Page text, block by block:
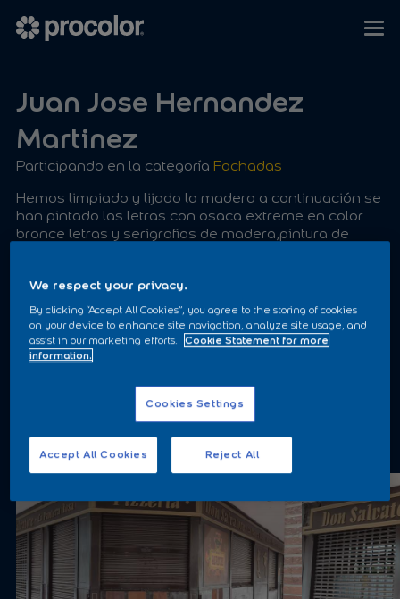
Juan Jose Hernandez
Martinez
Participando en la categoría Fachadas
Hemos limpiado y lijado la madera a continuación se
han pintado las letras con osaca extreme en color
bronce letras y serigrafías de madera,pintura de
procolor kilate marrón procediendo por último a
pintura de paredes con el acritex mix y acabado el
veteado con lasur exclusive rx5007
ANTES
We respect your privacy.
By clicking “Accept All Cookies”, you agree to the storing of cookies
on your device to enhance site navigation, analyze site usage, and
assist in our marketing efforts.
Cookie Statement for more
information.
Cookies Settings
Reject All
Accept All Cookies